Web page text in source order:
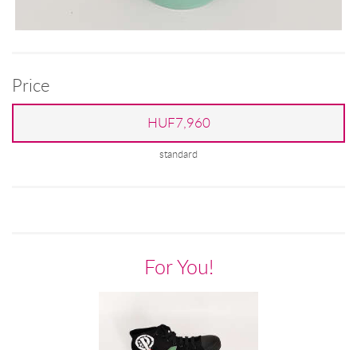
Price
HUF7,960
standard
For You!